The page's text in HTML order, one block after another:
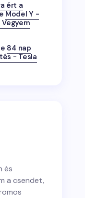
ért a
Model Y -
84 nap
- Tesla
és
a csendet,